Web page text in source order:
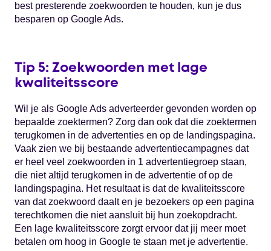
best presterende zoekwoorden te houden, kun je dus
besparen op Google Ads.
Tip 5: Zoekwoorden met lage
kwaliteitsscore
Wil je als Google Ads adverteerder gevonden worden op
bepaalde zoektermen? Zorg dan ook dat die zoektermen
terugkomen in de advertenties en op de landingspagina.
Vaak zien we bij bestaande advertentiecampagnes dat
er heel veel zoekwoorden in 1 advertentiegroep staan,
die niet altijd terugkomen in de advertentie of op de
landingspagina. Het resultaat is dat de kwaliteitsscore
van dat zoekwoord daalt en je bezoekers op een pagina
terechtkomen die niet aansluit bij hun zoekopdracht.
Een lage kwaliteitsscore zorgt ervoor dat jij meer moet
betalen om hoog in Google te staan met je advertentie.